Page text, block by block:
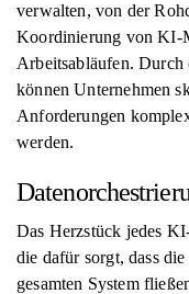
verwalten, von der
Koordinierung von KI-
Arbeitsabläufen. Durch
können Unternehmen
Anforderungen
werden.
Das Herzstück jedes
die dafür sorgt, dass
gesamten System